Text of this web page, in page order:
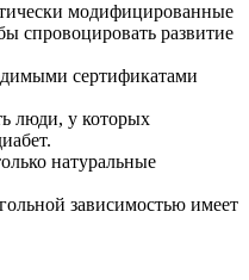
модифицированные
спровоцировать развитие
сертификатами
люди, у которых
натуральные
зависимостью имеет